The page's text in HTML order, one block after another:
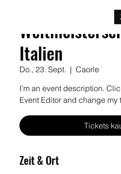
Italien
Do., 23. Sept.
  |
Caorle
I’m an event description.
Event Editor and change my
Tickets
Zeit & Ort